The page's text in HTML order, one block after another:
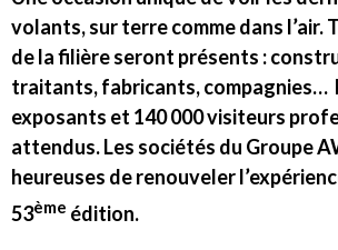
volants, sur terre comme dans l’air.
de la filière seront présents :
traitants, fabricants, compagnies…
exposants et 140 000 visiteurs
attendus. Les sociétés du Groupe
heureuses de renouveler
53ème édition.